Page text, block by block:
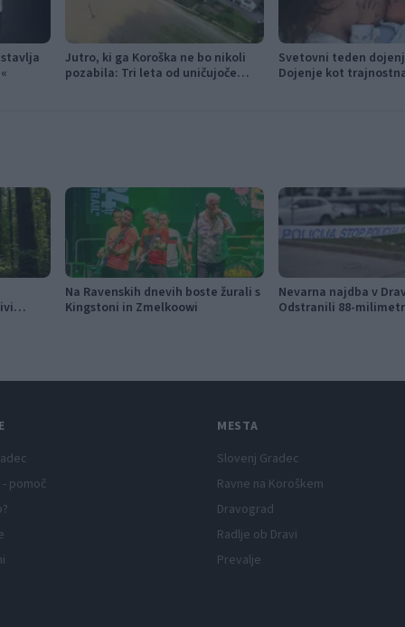
Jutro, ki ga Koroška ne bo nikoli
pozabila: Tri leta od uničujoče
Svetovni teden
Dojenje kot
Na Ravenskih dnevih boste žurali s
Kingstoni in Zmelkoowi
Nevarna najdba v
Odstranili 88-
pomoč
MESTA
Slovenj Gradec
Ravne na Koroškem
Dravograd
Radlje ob Dravi
Prevalje